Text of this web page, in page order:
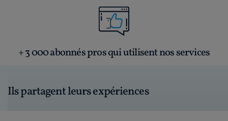
+ 3 000 abonnés pros qui utilisent nos services
Ils partagent leurs expériences